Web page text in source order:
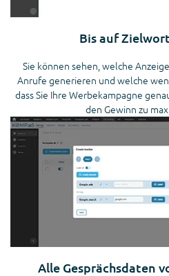
Bis auf
Sie können sehen, welche
Anrufe generieren und welche
dass Sie Ihre Werbekampagne
den Gewinn zu
Alle Gesprächsdaten